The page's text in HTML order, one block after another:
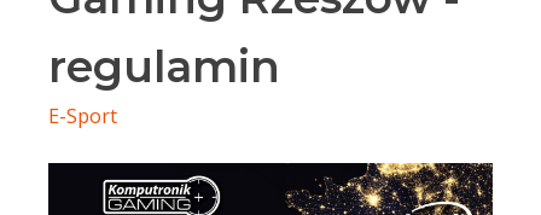
regulamin
E-Sport